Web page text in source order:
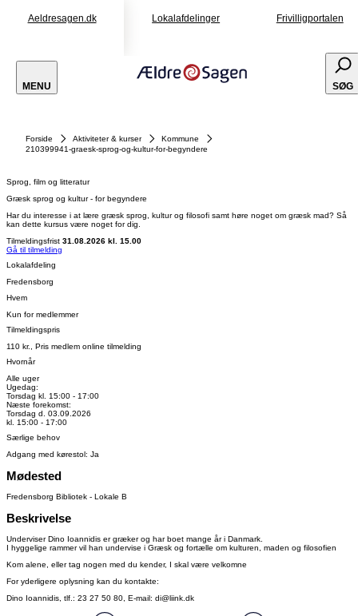
Aeldresagen.dk Lokalafdelinger Frivilligportalen
MENU SØG
Forside Aktiviteter & kurser
Kommune
210399941-graesk-sprog-og-kultur-for-begyndere
Sprog, film og litteratur
Græsk sprog og kultur - for begyndere
Har du interesse i at lære græsk sprog, kultur og filosofi samt høre noget om græsk mad? Så
kan dette kursus være noget for dig.
Tilmeldingsfrist 31.08.2026 kl. 15.00
Gå til tilmelding
Lokalafdeling
Fredensborg
Hvem
Kun for medlemmer
Tilmeldingspris
110 kr., Pris medlem online tilmelding
Hvornår
Alle uger
Ugedag:
Torsdag kl. 15:00 - 17:00
Næste forekomst:
Torsdag d. 03.09.2026
kl. 15:00 - 17:00
Særlige behov
Adgang med kørestol: Ja
Mødested
Fredensborg Bibliotek - Lokale B
Beskrivelse
Underviser Dino Ioannidis er græker og har boet mange år i Danmark.
I hyggelige rammer vil han undervise i Græsk og fortælle om kulturen, maden og filosofien
Kom alene, eller tag nogen med du kender, I skal være velkomne
For yderligere oplysning kan du kontakte:
Dino Ioannidis, tlf.: 23 27 50 80, E-mail: di@liink.dk